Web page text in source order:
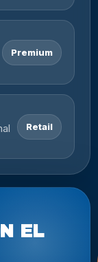
Premium
Retail
EL